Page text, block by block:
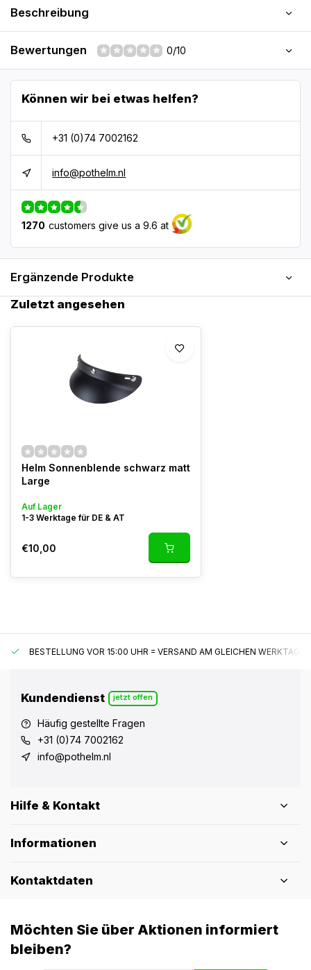
Beschreibung
Bewertungen 0/10
Können wir bei etwas helfen?
+31 (0)74 7002162
info@pothelm.nl
1270 customers give us a 9.6 at
Ergänzende Produkte
Zuletzt angesehen
Helm Sonnenblende schwarz matt
Large
Auf Lager
1-3 Werktage für DE & AT
€10,00
BESTELLUNG VOR 15:00 UHR = VERSAND AM GLEICHEN WERKTAG*
Kundendienst jetzt offen
Häufig gestellte Fragen
+31 (0)74 7002162
info@pothelm.nl
Hilfe & Kontakt
Informationen
Kontaktdaten
Möchten Sie über Aktionen informiert
bleiben?